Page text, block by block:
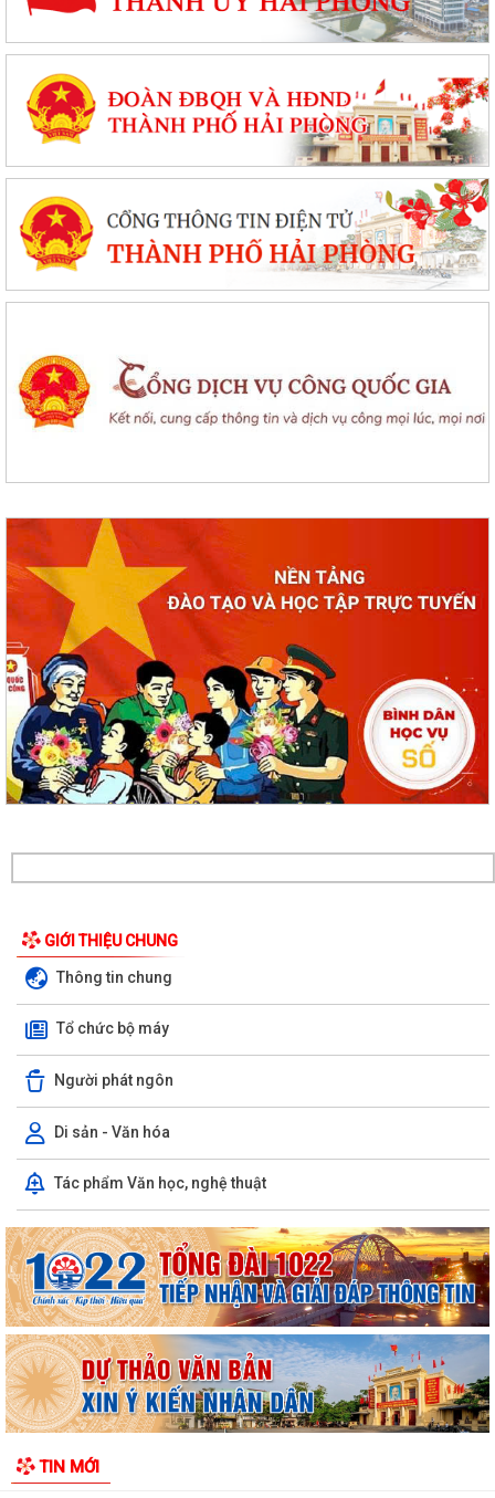
GIỚI THIỆU CHUNG
Thông tin chung
Tổ chức bộ máy
Người phát ngôn
Di sản - Văn hóa
Tác phẩm Văn học, nghệ thuật
TIN MỚI
Xã Cẩm Giang tổ chức lấy mẫu ADN hài cốt liệt sĩ chưa xác định được
danh tính
Xã Cẩm Giang tổ chức lễ tâm linh và triển khai lấy mẫu hài cốt liệt sĩ
phục vụ giám định ADN
THÔNG BÁO số 03/TB-TTPVHCC ngày 04/8/2026 của Trung tâm
Phục vụ HCC Về việc tổ chức hướng dẫn, tiếp...
Xã Cẩm Giang dự Hội nghị trực tuyến triển khai công tác đo đạc, lập
bản đồ địa chính và xây dựng cơ...
Cẩm Giang quyết tâm bứt phá trong cải cách hành chính và mở rộng
diện bao phủ bảo hiểm xã hội, bảo...
Công an xã Cẩm Giang: Vận động Nhân dân tự nguyện giao nộp 02 cá
thể động vật hoang dã
Triển khai mô hình chăn nuôi vịt thương phẩm theo quy trình
VietGAHP tại xã Cẩm Giang
Xã Cẩm Giang tham dự Hội nghị Báo cáo viên thành phố tháng 7 năm
2026